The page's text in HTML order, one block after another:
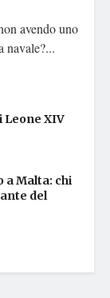
avendo uno
navale?...
Leone XIV
a Malta: chi
del